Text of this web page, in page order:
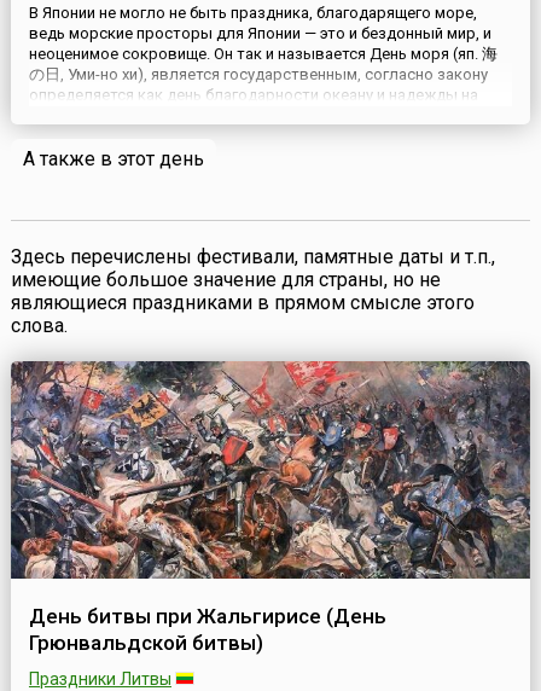
В Японии не могло не быть праздника, благодарящего море,
ведь морские просторы для Японии — это и бездонный мир, и
неоценимое сокровище. Он так и называется День моря (яп. 海
の日, Уми-но хи), является государственным, согласно закону
определяется как день благодарности океану и надежды на
понедельник июля.Отрезанная от больших материков Охотским
мо...
А также в этот день
Здесь перечислены фестивали, памятные даты и т.п.,
имеющие большое значение для страны, но не
являющиеся праздниками в прямом смысле этого
слова.
День битвы при Жальгирисе (День
Грюнвальдской битвы)
Праздники Литвы